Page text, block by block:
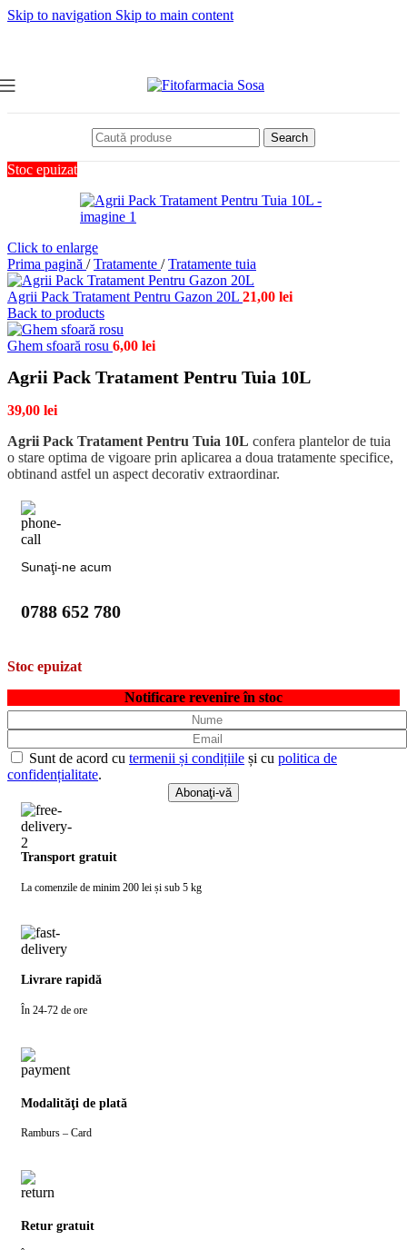
Skip to navigation Skip to main content
Search
Stoc epuizat
Click to enlarge
Prima pagină / Tratamente / Tratamente tuia
Agrii Pack Tratament Pentru Gazon 20L 21,00 lei
Back to products
Ghem sfoară rosu 6,00 lei
Agrii Pack Tratament Pentru Tuia 10L
39,00 lei
Agrii Pack Tratament Pentru Tuia 10L confera plantelor de tuia
o stare optima de vigoare prin aplicarea a doua tratamente specifice,
obtinand astfel un aspect decorativ extraordinar.
Sunaţi-ne acum
0788 652 780
Stoc epuizat
Notificare revenire în stoc
Sunt de acord cu termenii și condițiile și cu politica de
confidențialitate.
Transport gratuit
La comenzile de minim 200 lei și sub 5 kg
Livrare rapidă
În 24-72 de ore
Modalităţi de plată
Ramburs – Card
Retur gratuit